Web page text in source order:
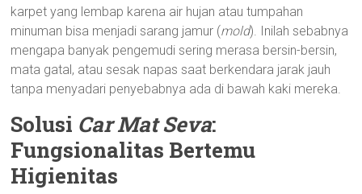
karpet yang lembap karena air hujan atau tumpahan
minuman bisa menjadi sarang jamur (mold). Inilah sebabnya
mengapa banyak pengemudi sering merasa bersin-bersin,
mata gatal, atau sesak napas saat berkendara jarak jauh
tanpa menyadari penyebabnya ada di bawah kaki mereka.
Solusi Car Mat Seva:
Fungsionalitas Bertemu
Higienitas